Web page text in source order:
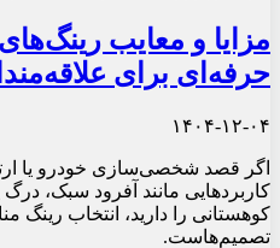
مزایا و معایب
حرفه‌ای برای
۱۴۰۴-۱۲-۰۴
اگر قصد شخصی‌سازی خودرو یا
کاربردهایی مانند آفرود سبک،
کوهستانی را دارید، انتخاب رینگ
تصمیم‌هاست.